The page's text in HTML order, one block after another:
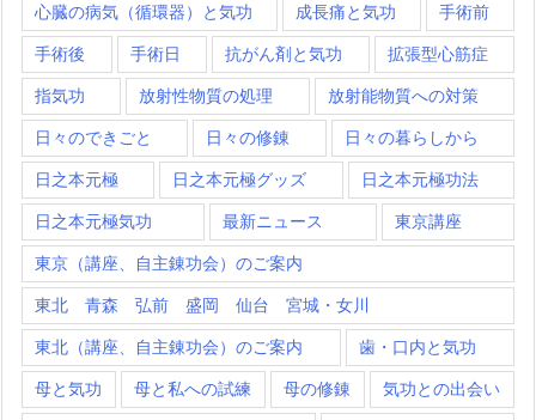
心臓の病気（循環器）と気功 成長痛と気功 手術前
手術後 手術日 抗がん剤と気功 拡張型心筋症
指気功 放射性物質の処理 放射能物質への対策
日々のできごと 日々の修錬 日々の暮らしから
日之本元極 日之本元極グッズ 日之本元極功法
日之本元極気功 最新ニュース 東京講座
東京（講座、自主錬功会）のご案内
東北 青森 弘前 盛岡 仙台 宮城・女川
東北（講座、自主錬功会）のご案内 歯・口内と気功
母と気功 母と私への試練 母の修錬 気功との出会い